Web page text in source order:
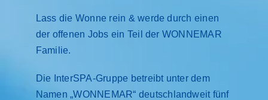
Restaurant
Lass die Wonne rein & werde durch einen
der offenen Jobs ein Teil der WONNEMAR
Familie.
Die InterSPA-Gruppe betreibt unter dem
Namen „WONNEMAR“ deutschlandweit fünf